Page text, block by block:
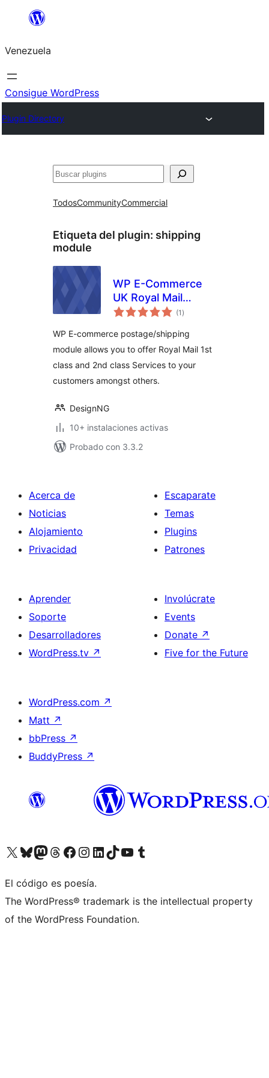
Saltar
contenido
Venezuela
Consigue WordPress
Plugin Directory
Buscar
TodosCommunityCommercial
Etiqueta del plugin: shipping
module
WP E-Commerce
UK Royal Mail
Shipping Module
(1 total
de
)
WP E-commerce postage/shipping
module allows you to offer Royal Mail 1st
class and 2nd class Services to your
customers amongst others.
DesignNG
10+ instalaciones activas
Probado con 3.3.2
Acerca de
Noticias
Alojamiento
Privacidad
Escaparate
Temas
Plugins
Patrones
Aprender
Soporte
Desarrolladores
WordPress.tv ↗
Involúcrate
Events
Donate ↗
Five for the Future
WordPress.com ↗
Matt ↗
bbPress ↗
BuddyPress ↗
Visit our X (formerly Twitter) account
Visit our Bluesky account
Visit our Mastodon account
Visit our Threads account
Visita nuestra página de Facebook
Visita nuestra cuenta de Instagram
Visita nuestra cuenta de LinkedIn
Visit our TikTok account
Visita nuestro canal de YouTube
Visit our Tumblr account
El código es poesía.
The WordPress® trademark is the intellectual property
of the WordPress Foundation.